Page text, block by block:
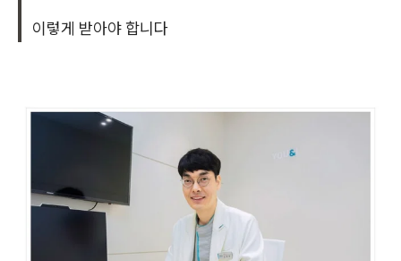
이렇게 받아야 합니다